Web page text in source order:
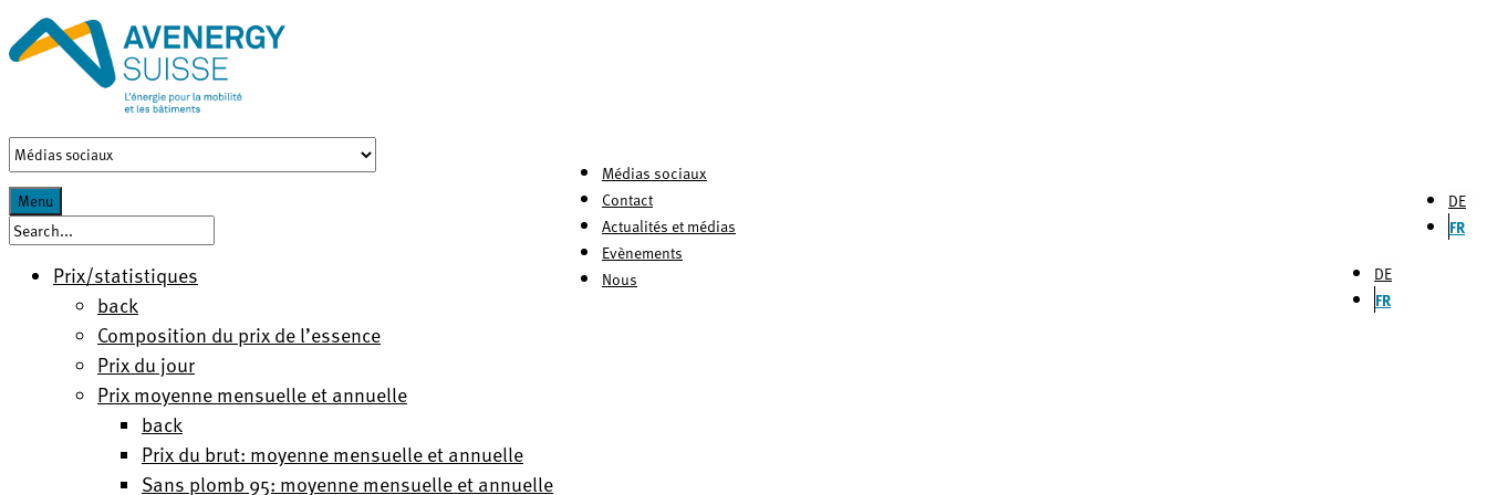
Médias sociaux
Contact
Actualités et médias
Evènements
Nous
DE
FR
Menu
DE
FR
Prix/statistiques
back
Composition du prix de l’essence
Prix du jour
Prix moyenne mensuelle et annuelle
back
Prix du brut: moyenne mensuelle et annuelle
Sans plomb 95: moyenne mensuelle et annuelle